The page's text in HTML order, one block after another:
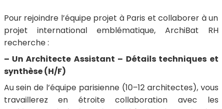
Pour rejoindre l’équipe projet à Paris et collaborer à un
projet international emblématique, ArchiBat RH
recherche :
– Un Architecte Assistant – Détails techniques et
synthèse(H/F)
Au sein de l’équipe parisienne (10–12 architectes), vous
travaillerez en étroite collaboration avec les